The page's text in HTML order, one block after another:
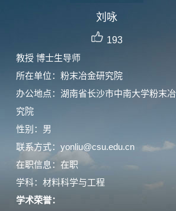
刘咏
193
教授 博士生导师
所在单位：粉末冶金研究院
办公地点：湖南省长沙市中南大学粉末
究院
性别：男
联系方式：yonliu@csu.edu.cn
在职信息：在职
学科：材料科学与工程
学术荣誉：